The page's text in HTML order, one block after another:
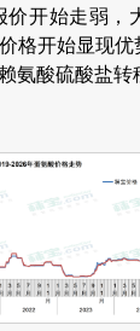
开始走弱，
格开始显现
氨酸硫酸盐转